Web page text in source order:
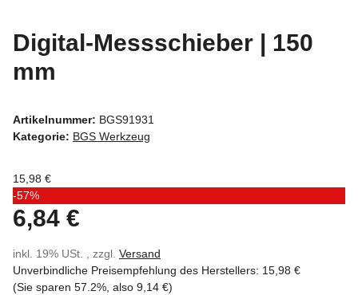
Digital-Messschieber | 150
mm
Artikelnummer: BGS91931
Kategorie: BGS Werkzeug
15,98 €
-57%
6,84 €
inkl. 19% USt. , zzgl. Versand
Unverbindliche Preisempfehlung des Herstellers: 15,98 €
(Sie sparen 57.2% , also 9,14 €)